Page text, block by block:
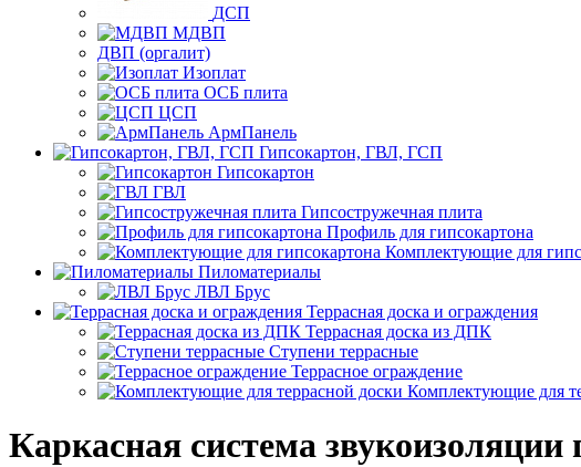
ДСП
МДВП
ДВП (оргалит)
Изоплат
ОСБ плита
ЦСП
АрмПанель
Гипсокартон, ГВЛ, ГСП
Гипсокартон
ГВЛ
Гипсостружечная плита
Профиль для гипсокартона
Комплектующие для
Пиломатериалы
ЛВЛ Брус
Террасная доска и ограждения
Террасная доска из ДПК
Ступени террасные
Террасное ограждение
Комплектующие для
Каркасная система